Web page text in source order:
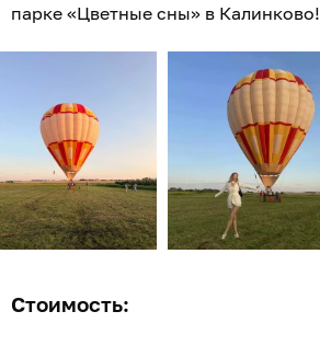
парке «Цветные сны» в Калинково!
Стоимость: